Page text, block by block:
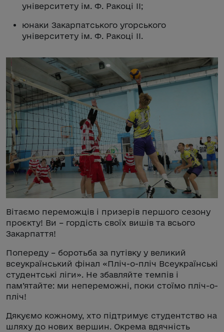
університету ім. Ф. Ракоці ІІ;
юнаки Закарпатського угорського
університету ім. Ф. Ракоці ІІ.
Вітаємо переможців і призерів першого сезону
проєкту! Ви – гордість своїх вишів та всього
Закарпаття!
Попереду – боротьба за путівку у великий
всеукраїнський фінал «Пліч-о-пліч Всеукраїнські
студентські ліги». Не збавляйте темпів і
пам’ятайте: ми непереможні, поки стоїмо пліч-о-
пліч!
Дякуємо кожному, хто підтримує студентство на
шляху до нових вершин. Окрема вдячність